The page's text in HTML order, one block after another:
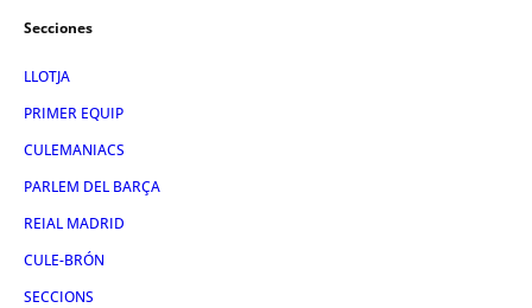
Secciones
LLOTJA
PRIMER EQUIP
CULEMANIACS
PARLEM DEL BARÇA
REIAL MADRID
CULE-BRÓN
SECCIONS